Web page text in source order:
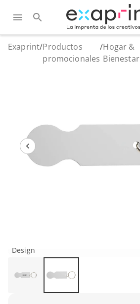
Exaprint/Productos
promocionales
/Hogar &
Bienestar
Design